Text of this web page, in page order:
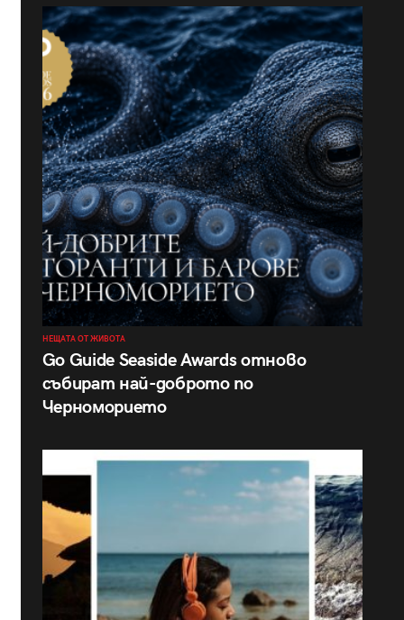
НЕЩАТА ОТ ЖИВОТА
Go Guide Seaside Awards отново
събират най-доброто по
Черноморието